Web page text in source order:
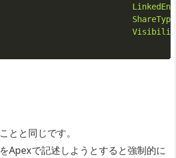
ShareType
とと同じです。
Apexで記述しようとすると強制的に